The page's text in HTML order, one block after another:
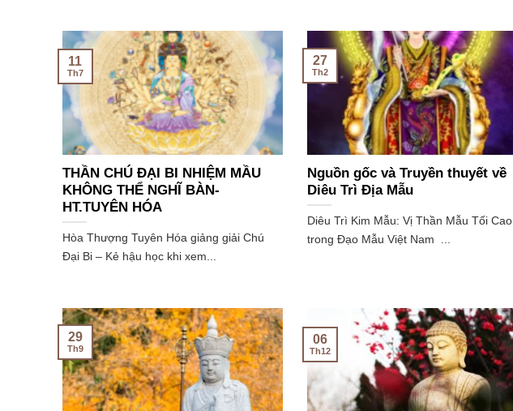
THẦN CHÚ ĐẠI BI NHIỆM MẦU
KHÔNG THỂ NGHĨ BÀN-
HT.TUYÊN HÓA
Hòa Thượng Tuyên Hóa giảng giải Chú
Đại Bi – Kẻ hậu học khi xem...
11
Th7
Nguồn gốc và Truyền thuyết về
Diêu Trì Địa Mẫu
Diêu Trì Kim Mẫu: Vị Thần Mẫu Tối Cao
trong Đạo Mẫu Việt Nam ...
27
Th2
29
Th9
06
Th12